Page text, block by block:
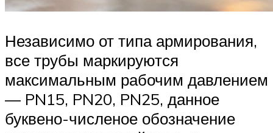
Независимо от типа армирования,
все трубы маркируются
максимальным рабочим давлением
— PN15, PN20, PN25, данное
буквено-численое обозначение